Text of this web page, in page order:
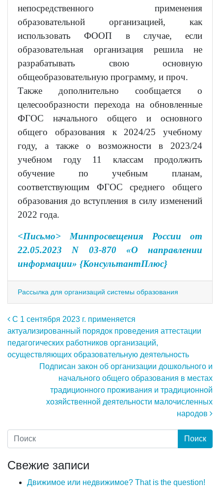
непосредственного применения
образовательной организацией, как
использовать ФООП в случае, если
образовательная организация решила не
разрабатывать свою основную
общеобразовательную программу, и проч.
Также дополнительно сообщается о
целесообразности перехода на обновленные
ФГОС начального общего и основного
общего образования к 2024/25 учебному
году, а также о возможности в 2023/24
учебном году 11 классам продолжить
обучение по учебным планам,
соответствующим ФГОС среднего общего
образования до вступления в силу изменений
2022 года.
<Письмо> Минпросвещения России от
22.05.2023 N 03-870 «О направлении
информации» {КонсультантПлюс}
Рассылка для организаций системы образования
Навигация по записям
С 1 сентября 2023 г. применяется
актуализированный порядок проведения аттестации
педагогических работников организаций,
осуществляющих образовательную деятельность
Подписан закон об организации дошкольного и
начального общего образования в местах
традиционного проживания и традиционной
хозяйственной деятельности малочисленных
народов
Свежие записи
Движимое или недвижимое? That is the question!